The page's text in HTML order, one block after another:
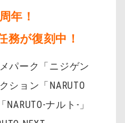
年！
務が復刻中！
パーク「ニジゲン
ション「NARUTO
NARUTO-ナルト-」